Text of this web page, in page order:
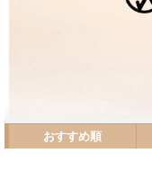
おすすめ順